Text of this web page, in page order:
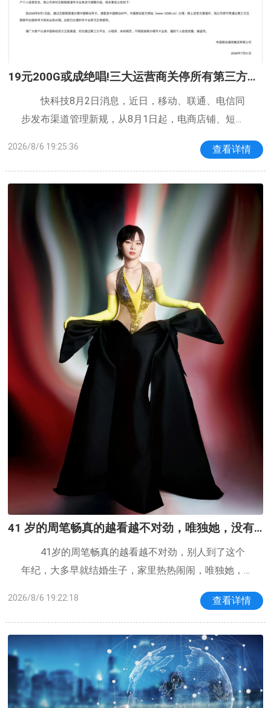
19元200G或成绝唱!三大运营商关停所有第三方渠
道：被指变相涨价
快科技8月2日消息，近日，移动、联通、电信同
步发布渠道管理新规，从8月1日起，电商店铺、短视
卡，市民如需线上办卡，仅能选择运营商官方APP、
官网渠道。曾经刷屏网络的19元200G、29元数百
2026/8/6 19:25:36 查看详情
41 岁的周笔畅真的越看越不对劲，唯独她，没有
官宣丈夫，没有公开孩子，也没有半点花边绯闻
41岁的周笔畅真的越看越不对劲，别人到了这个
年纪，大多早就结婚生子，家里热热闹闹，唯独她，
闻，生活里除了写歌、开演唱会、钻研音乐，几乎看
不到异性相伴的痕迹。于是有人忍不住替她着
2026/8/6 19:22:18 查看详情